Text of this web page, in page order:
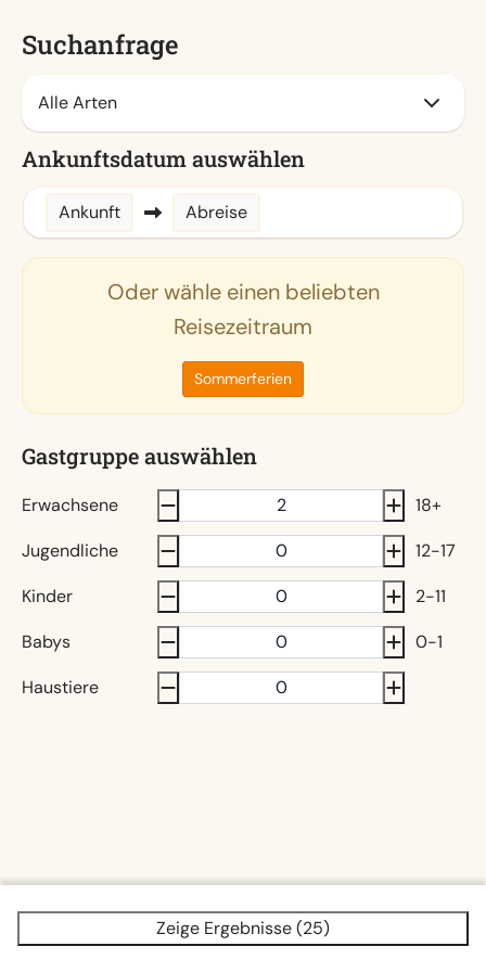
Suchanfrage
Ankunftsdatum auswählen
Ankunft Abreise
Oder wähle einen beliebten
Reisezeitraum
Sommerferien
Gastgruppe auswählen
Erwachsene
18+
Jugendliche
12-17
Kinder
2-11
Babys
0-1
Haustiere
Zeige Ergebnisse (25)